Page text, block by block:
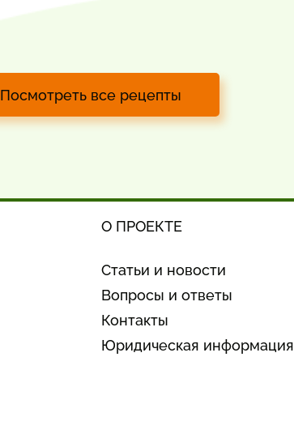
Посмотреть все рецепты
О ПРОЕКТЕ
Статьи и новости
Вопросы и ответы
Контакты
Юридическая информация